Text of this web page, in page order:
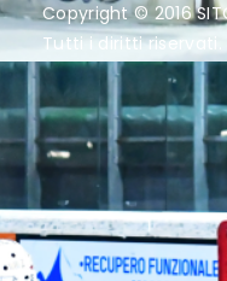
Copyright © 2016
Tutti i diritti riservati.